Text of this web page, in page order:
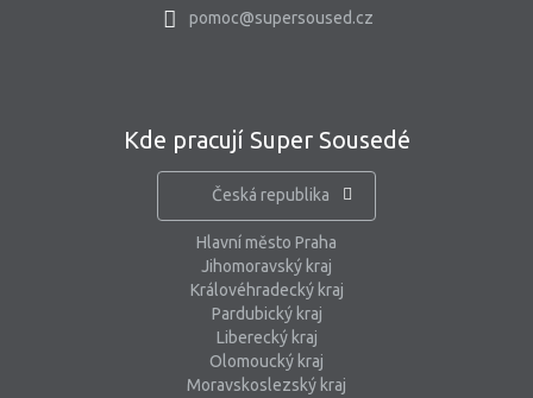
pomoc@supersoused.cz
Kde pracují Super Sousedé
Česká republika
Hlavní město Praha
Jihomoravský kraj
Královéhradecký kraj
Pardubický kraj
Liberecký kraj
Olomoucký kraj
Moravskoslezský kraj